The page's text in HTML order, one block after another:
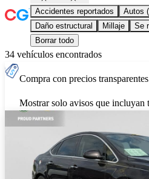
Accidentes reportados
Autos
Daño estructural
Millaje
Se
Borrar todo
34 vehículos encontrados
Compra con precios
Mostrar solo avisos que incluyan